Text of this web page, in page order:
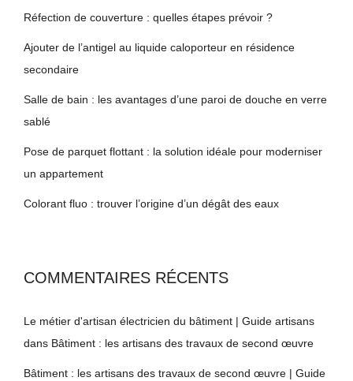
Réfection de couverture : quelles étapes prévoir ?
Ajouter de l’antigel au liquide caloporteur en résidence
secondaire
Salle de bain : les avantages d’une paroi de douche en verre
sablé
Pose de parquet flottant : la solution idéale pour moderniser
un appartement
Colorant fluo : trouver l’origine d’un dégât des eaux
COMMENTAIRES RÉCENTS
Le métier d'artisan électricien du bâtiment | Guide artisans
dans Bâtiment : les artisans des travaux de second œuvre
Bâtiment : les artisans des travaux de second œuvre | Guide